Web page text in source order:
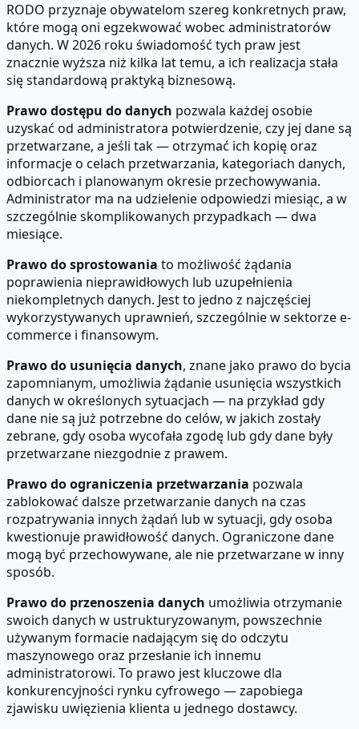
RODO przyznaje obywatelom szereg konkretnych praw,
które mogą oni egzekwować wobec administratorów
danych. W 2026 roku świadomość tych praw jest
znacznie wyższa niż kilka lat temu, a ich realizacja stała
się standardową praktyką biznesową.
Prawo dostępu do danych pozwala każdej osobie
uzyskać od administratora potwierdzenie, czy jej dane są
przetwarzane, a jeśli tak — otrzymać ich kopię oraz
informacje o celach przetwarzania, kategoriach danych,
odbiorcach i planowanym okresie przechowywania.
Administrator ma na udzielenie odpowiedzi miesiąc, a w
szczególnie skomplikowanych przypadkach — dwa
miesiące.
Prawo do sprostowania to możliwość żądania
poprawienia nieprawidłowych lub uzupełnienia
niekompletnych danych. Jest to jedno z najczęściej
wykorzystywanych uprawnień, szczególnie w sektorze e-
commerce i finansowym.
Prawo do usunięcia danych, znane jako prawo do bycia
zapomnianym, umożliwia żądanie usunięcia wszystkich
danych w określonych sytuacjach — na przykład gdy
dane nie są już potrzebne do celów, w jakich zostały
zebrane, gdy osoba wycofała zgodę lub gdy dane były
przetwarzane niezgodnie z prawem.
Prawo do ograniczenia przetwarzania pozwala
zablokować dalsze przetwarzanie danych na czas
rozpatrywania innych żądań lub w sytuacji, gdy osoba
kwestionuje prawidłowość danych. Ograniczone dane
mogą być przechowywane, ale nie przetwarzane w inny
sposób.
Prawo do przenoszenia danych umożliwia otrzymanie
swoich danych w ustrukturyzowanym, powszechnie
używanym formacie nadającym się do odczytu
maszynowego oraz przesłanie ich innemu
administratorowi. To prawo jest kluczowe dla
konkurencyjności rynku cyfrowego — zapobiega
zjawisku uwięzienia klienta u jednego dostawcy.